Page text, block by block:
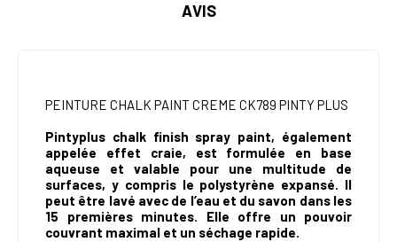
AVIS
PEINTURE CHALK PAINT CREME CK789 PINTY PLUS
Pintyplus chalk finish spray paint, également
appelée effet craie, est formulée en base
aqueuse et valable pour une multitude de
surfaces, y compris le polystyrène expansé. Il
peut être lavé avec de l’eau et du savon dans les
15 premières minutes. Elle offre un pouvoir
couvrant maximal et un séchage rapide.